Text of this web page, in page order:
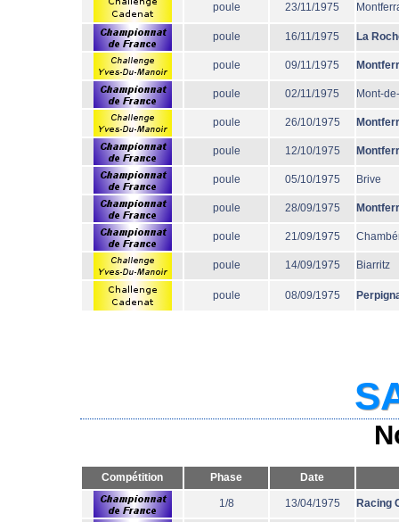
poule 23/11/1975
poule 16/11/1975 La
poule 09/11/1975
poule 02/11/1975 Mont-
poule 26/10/1975
poule 12/10/1975
poule 05/10/1975 Brive
poule 28/09/1975
poule 21/09/1975
poule 14/09/1975 Biarritz
poule 08/09/1975
Compétition Phase Date
1/8 13/04/1975 Racing